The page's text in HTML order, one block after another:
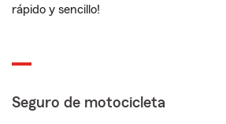
rápido y sencillo!
Seguro de motocicleta